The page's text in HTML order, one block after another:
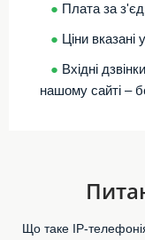
● Плата за
● Ціни вказані
● Вхідні
нашому сайті –
Що таке IP-